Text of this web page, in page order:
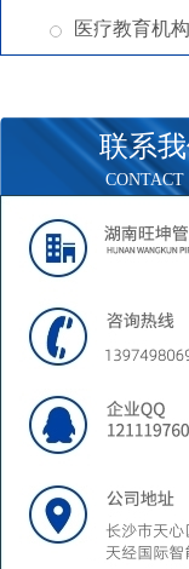
医疗教育机构
联系
CONTACT